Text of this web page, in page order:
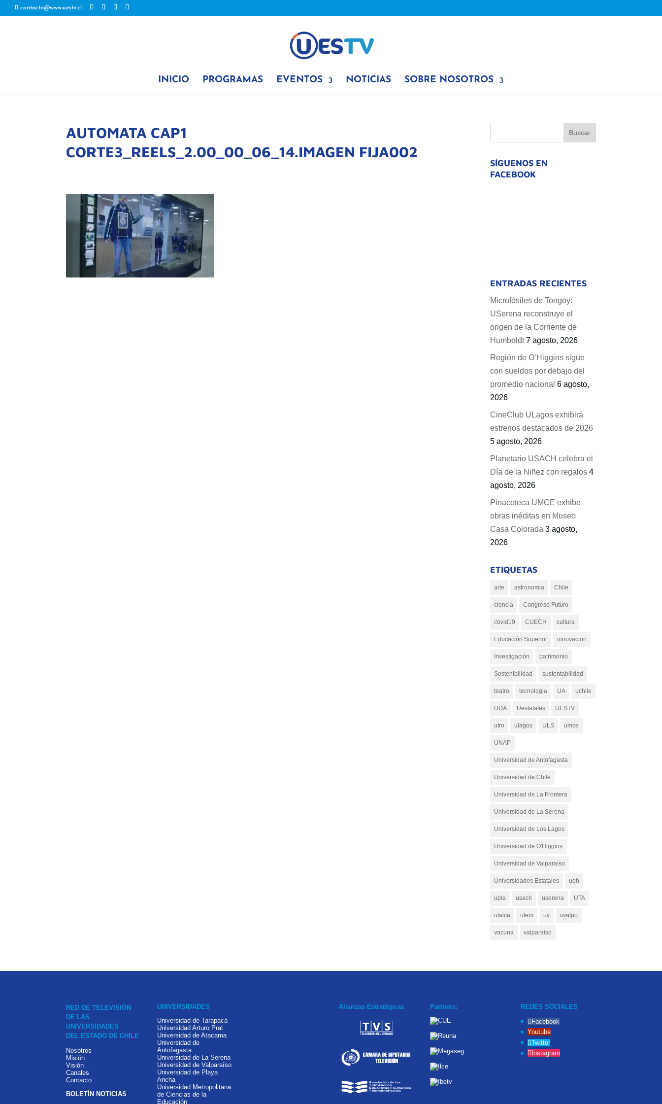
contacto@www.uestv.cl
INICIO PROGRAMAS EVENTOS NOTICIAS SOBRE NOSOTROS
AUTOMATA CAP1
CORTE3_REELS_2.00_00_06_14.IMAGEN FIJA002
SÍGUENOS EN
FACEBOOK
ENTRADAS RECIENTES
Microfósiles de Tongoy:
USerena reconstruye el
origen de la Corriente de
Humboldt 7 agosto, 2026
Región de O’Higgins sigue
con sueldos por debajo del
promedio nacional 6 agosto,
2026
CineClub ULagos exhibirá
estrenos destacados de 2026
5 agosto, 2026
Planetario USACH celebra el
Día de la Niñez con regalos 4
agosto, 2026
Pinacoteca UMCE exhibe
obras inéditas en Museo
Casa Colorada 3 agosto,
2026
ETIQUETAS
arte astronomia Chile
ciencia Congreso Futuro
covid19 CUECH cultura
Educación Superior innovacion
Investigación patrimonio
Sostenibilidad sustentabilidad
teatro tecnologia UA uchile
UDA Uestatales UESTV
ufro ulagos ULS umce
UNAP
Universidad de Antofagasta
Universidad de Chile
Universidad de La Frontera
Universidad de La Serena
Universidad de Los Lagos
Universidad de O'Higgins
Universidad de Valparaíso
Universidades Estatales uoh
upla usach userena UTA
utalca utem uv uvalpo
vacuna valparaiso
RED DE TELEVISIÓN
DE LAS
UNIVERSIDADES
DEL ESTADO DE CHILE
Nosotros
Misión
Visión
Canales
Contacto
BOLETÍN NOTICIAS
UNIVERSIDADES
Universidad de Tarapacá
Universidad Arturo Prat
Universidad de Atacama
Universidad de
Antofagasta
Universidad de La Serena
Universidad de Valparaíso
Universidad de Playa
Ancha
Universidad Metropolitana
de Ciencias de la
Educación
Alianzas Estratégicas Partners:
REDES SOCIALES
Facebook
Youtube
Twitter
Instagram